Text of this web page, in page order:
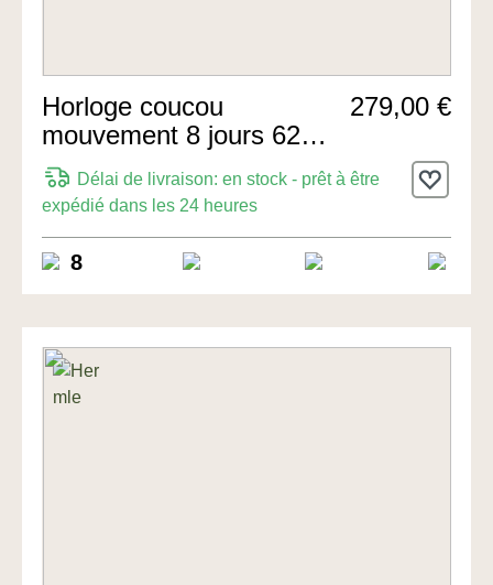
Horloge coucou
mouvement 8 jours 62cm
de Hermle Uhren
279,00 €
Délai de livraison: en stock - prêt à être
expédié dans les 24 heures
8